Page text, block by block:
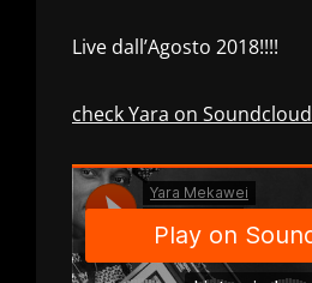
Live dall’Agosto 2018!!!!
check Yara on Soundcloud